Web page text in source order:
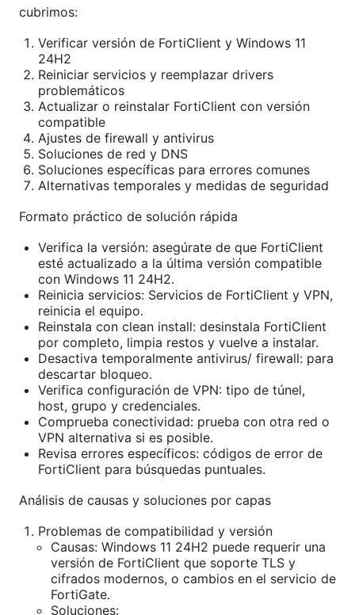
cubrimos:
Verificar versión de FortiClient y Windows 11
24H2
Reiniciar servicios y reemplazar drivers
problemáticos
Actualizar o reinstalar FortiClient con versión
compatible
Ajustes de firewall y antivirus
Soluciones de red y DNS
Soluciones específicas para errores comunes
Alternativas temporales y medidas de seguridad
Formato práctico de solución rápida
Verifica la versión: asegúrate de que FortiClient
esté actualizado a la última versión compatible
con Windows 11 24H2.
Reinicia servicios: Servicios de FortiClient y VPN,
reinicia el equipo.
Reinstala con clean install: desinstala FortiClient
por completo, limpia restos y vuelve a instalar.
Desactiva temporalmente antivirus/ firewall: para
descartar bloqueo.
Verifica configuración de VPN: tipo de túnel,
host, grupo y credenciales.
Comprueba conectividad: prueba con otra red o
VPN alternativa si es posible.
Revisa errores específicos: códigos de error de
FortiClient para búsquedas puntuales.
Análisis de causas y soluciones por capas
Problemas de compatibilidad y versión
Causas: Windows 11 24H2 puede requerir una
versión de FortiClient que soporte TLS y
cifrados modernos, o cambios en el servicio de
FortiGate.
Soluciones: